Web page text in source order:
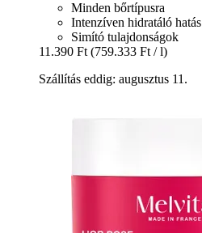
Minden bőrtípusra
Intenzíven hidratáló hatás
Simító tulajdonságok
11.390 Ft (759.333 Ft / l)
Szállítás eddig: augusztus 11.